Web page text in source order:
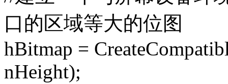
口的区域等大的位图
hBitmap =
nHeight);